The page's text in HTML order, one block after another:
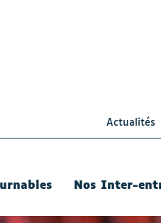
Actualités
Nos Inter-